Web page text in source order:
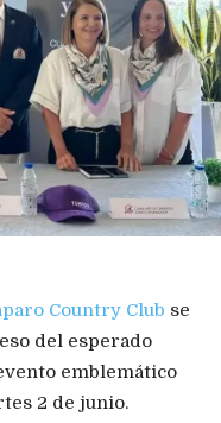
Country Club se
del esperado
emblemático
2 de junio.